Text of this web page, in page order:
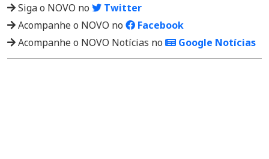
Siga o NOVO no
Twitter
Acompanhe o NOVO no
Facebook
Acompanhe o NOVO Notícias no
Google Notícias